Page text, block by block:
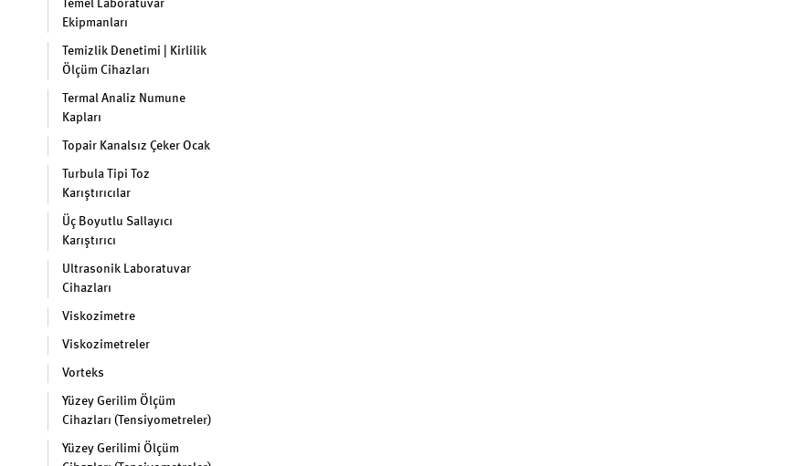
Temel Laboratuvar
Ekipmanları
Temizlik Denetimi | Kirlilik
Ölçüm Cihazları
Termal Analiz Numune
Kapları
Topair Kanalsız Çeker Ocak
Turbula Tipi Toz
Karıştırıcılar
Üç Boyutlu Sallayıcı
Karıştırıcı
Ultrasonik Laboratuvar
Cihazları
Viskozimetre
Viskozimetreler
Vorteks
Yüzey Gerilim Ölçüm
Cihazları (Tensiyometreler)
Yüzey Gerilimi Ölçüm